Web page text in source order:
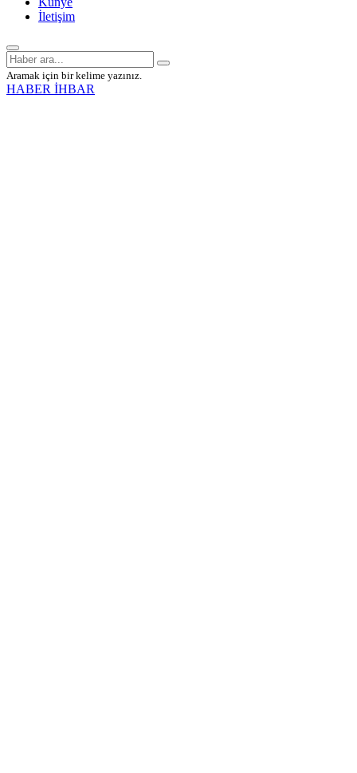
İletişim
Aramak için bir kelime yazınız.
HABER İHBAR